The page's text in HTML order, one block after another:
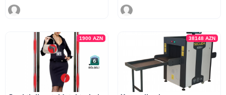
1900AZN 38148 AZN